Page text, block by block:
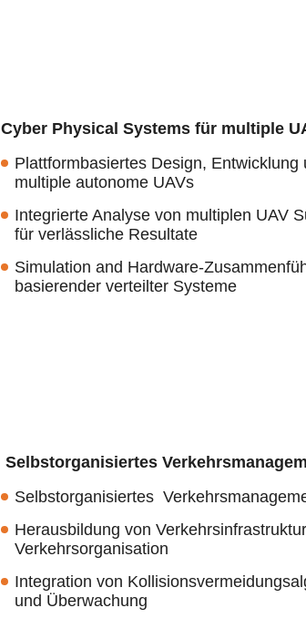
Cyber Physical Systems für multiple
Plattformbasiertes Design,
multiple autonome UAVs
Integrierte Analyse von multiplen UAV
für verlässliche Resultate
Simulation and Hardware-
basierender verteilter Systeme
Selbstorganisiertes
Selbstorganisiertes
Herausbildung von
Verkehrsorganisation
Integration von
und Überwachung